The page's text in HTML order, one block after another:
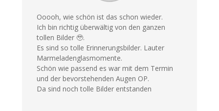
Ooooh, wie schön ist das schon wieder.
Ich bin richtig überwältig von den ganzen
tollen Bilder 🥹.
Es sind so tolle Erinnerungsbilder. Lauter
Marmeladenglasmomente.
Schön wie passend es war mit dem Termin
und der bevorstehenden Augen OP.
Da sind noch tolle Bilder entstanden